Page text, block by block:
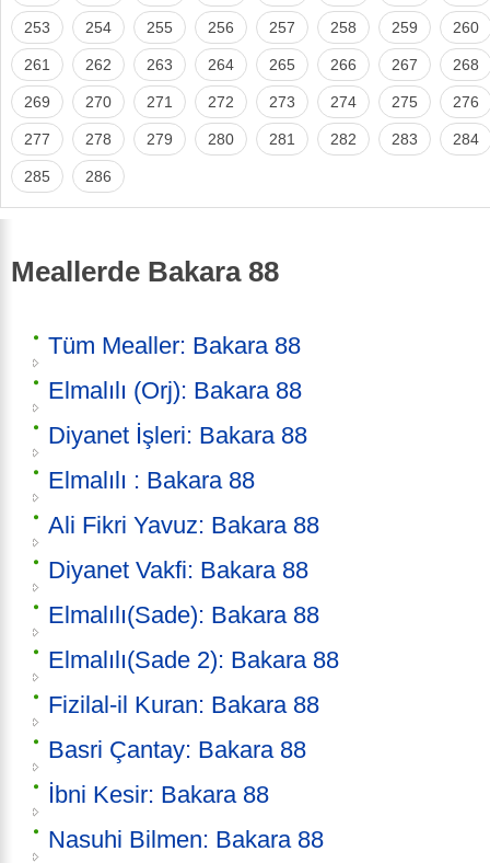
253 254 255 256 257 258 259 260
261 262 263 264 265 266 267 268
269 270 271 272 273 274 275 276
277 278 279 280 281 282 283 284
285 286
Meallerde Bakara 88
Tüm Mealler: Bakara 88
Elmalılı (Orj): Bakara 88
Diyanet İşleri: Bakara 88
Elmalılı : Bakara 88
Ali Fikri Yavuz: Bakara 88
Diyanet Vakfi: Bakara 88
Elmalılı(Sade): Bakara 88
Elmalılı(Sade 2): Bakara 88
Fizilal-il Kuran: Bakara 88
Basri Çantay: Bakara 88
İbni Kesir: Bakara 88
Nasuhi Bilmen: Bakara 88